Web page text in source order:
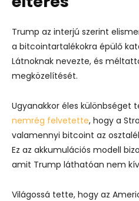
Trump az interjú szerint
a bitcointartalékokra épülő
Látnoknak nevezte, és
megközelítését.
Ugyanakkor éles különbséget
nemrég felvetette, hogy a
valamennyi bitcoint az
Ez az akkumulációs modell
amit Trump láthatóan nem
Világossá tette, hogy az